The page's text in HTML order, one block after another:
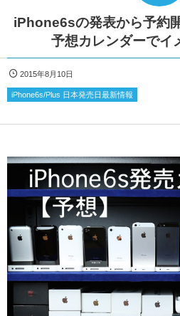
iPhone6sの発表から予約
予想カレンダーでイ
2015年8月10日
iPhone6s/Plus 日本発売日最新情報